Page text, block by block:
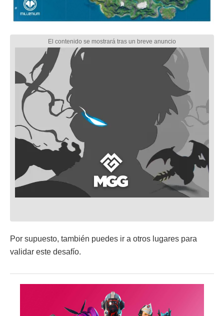
Por supuesto, también puedes ir a otros lugares para
validar este desafío.